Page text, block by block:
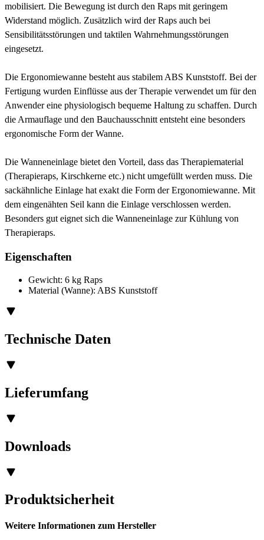
mobilisiert. Die Bewegung ist durch den Raps mit geringem
Widerstand möglich. Zusätzlich wird der Raps auch bei
Sensibilitätsstörungen und taktilen Wahrnehmungsstörungen
eingesetzt.
Die Ergonomiewanne besteht aus stabilem ABS Kunststoff. Bei der
Fertigung wurden Einflüsse aus der Therapie verwendet um für den
Anwender eine physiologisch bequeme Haltung zu schaffen. Durch
die Armauflage und den Bauchausschnitt entsteht eine besonders
ergonomische Form der Wanne.
Die Wanneneinlage bietet den Vorteil, dass das Therapiematerial
(Therapieraps, Kirschkerne etc.) nicht umgefüllt werden muss. Die
sackähnliche Einlage hat exakt die Form der Ergonomiewanne. Mit
dem eingenähten Seil kann die Einlage verschlossen werden.
Besonders gut eignet sich die Wanneneinlage zur Kühlung von
Therapieraps.
Eigenschaften
Gewicht: 6 kg Raps
Material (Wanne): ABS Kunststoff
Technische Daten
Lieferumfang
Downloads
Produktsicherheit
Weitere Informationen zum Hersteller